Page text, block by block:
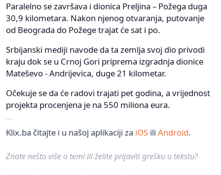
Paralelno se završava i dionica Preljina – Požega duga
30,9 kilometara. Nakon njenog otvaranja, putovanje
od Beograda do Požege trajat će sat i po.
Srbijanski mediji navode da ta zemlja svoj dio privodi
kraju dok se u Crnoj Gori priprema izgradnja dionice
Mateševo - Andrijevica, duge 21 kilometar.
Očekuje se da će radovi trajati pet godina, a vrijednost
projekta procenjena je na 550 miliona eura.
Klix.ba čitajte i u našoj aplikaciji za iOS ili Android.
Znate nešto više o temi ili želite prijaviti grešku u tekstu?